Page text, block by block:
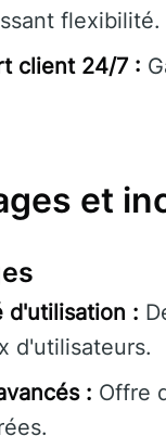
flexibilité.
client 24/7 :
et
d'utilisation :
d'utilisateurs.
: Offre